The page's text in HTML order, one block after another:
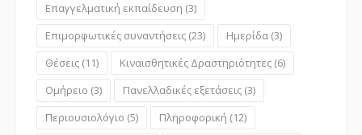
Επαγγελματική εκπαίδευση (3)
Επιμορφωτικές συναντήσεις (23) Ημερίδα (3)
Θέσεις (11) Κιναισθητικές Δραστηριότητες (6)
Ομήρειο (3) Πανελλαδικές εξετάσεις (3)
Περιουσιολόγιο (5) Πληροφορική (12)